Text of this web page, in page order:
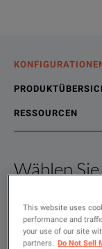
RESSOURCEN
Wählen
Show:
Ressourcen
Online-
This website uses
performance and
your use of our site
partners.
Do Not Sell